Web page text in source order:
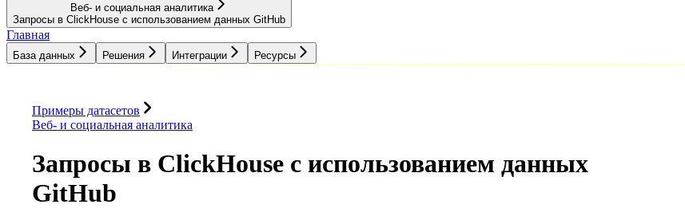
Веб- и социальная аналитика
Запросы в ClickHouse с использованием данных GitHub
Главная
База данных Решения Интеграции Ресурсы
Примеры датасетов
Веб- и социальная аналитика
Запросы в ClickHouse с использованием данных
GitHub